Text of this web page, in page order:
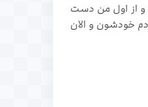
از اول من دست
خودشون و الان